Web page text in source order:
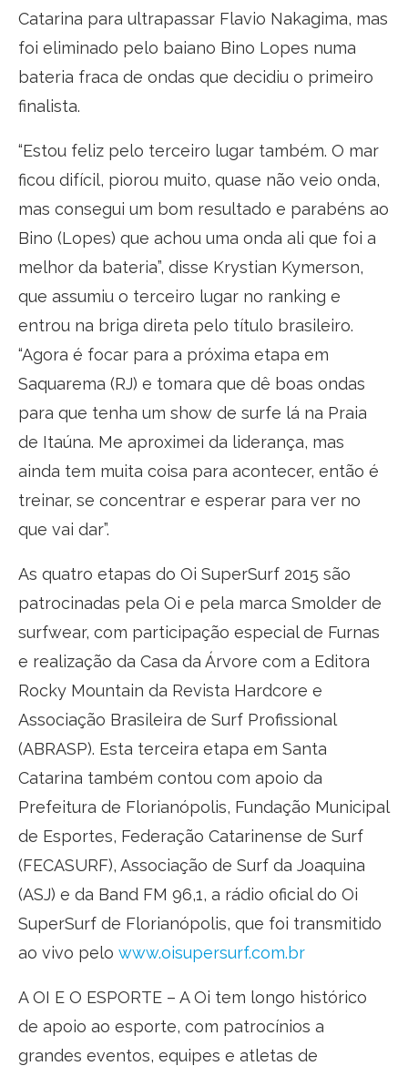
Catarina para ultrapassar Flavio Nakagima, mas
foi eliminado pelo baiano Bino Lopes numa
bateria fraca de ondas que decidiu o primeiro
finalista.
“Estou feliz pelo terceiro lugar também. O mar
ficou difícil, piorou muito, quase não veio onda,
mas consegui um bom resultado e parabéns ao
Bino (Lopes) que achou uma onda ali que foi a
melhor da bateria”, disse Krystian Kymerson,
que assumiu o terceiro lugar no ranking e
entrou na briga direta pelo título brasileiro.
“Agora é focar para a próxima etapa em
Saquarema (RJ) e tomara que dê boas ondas
para que tenha um show de surfe lá na Praia
de Itaúna. Me aproximei da liderança, mas
ainda tem muita coisa para acontecer, então é
treinar, se concentrar e esperar para ver no
que vai dar”.
As quatro etapas do Oi SuperSurf 2015 são
patrocinadas pela Oi e pela marca Smolder de
surfwear, com participação especial de Furnas
e realização da Casa da Árvore com a Editora
Rocky Mountain da Revista Hardcore e
Associação Brasileira de Surf Profissional
(ABRASP). Esta terceira etapa em Santa
Catarina também contou com apoio da
Prefeitura de Florianópolis, Fundação Municipal
de Esportes, Federação Catarinense de Surf
(FECASURF), Associação de Surf da Joaquina
(ASJ) e da Band FM 96,1, a rádio oficial do Oi
SuperSurf de Florianópolis, que foi transmitido
ao vivo pelo www.oisupersurf.com.br
A OI E O ESPORTE – A Oi tem longo histórico
de apoio ao esporte, com patrocínios a
grandes eventos, equipes e atletas de